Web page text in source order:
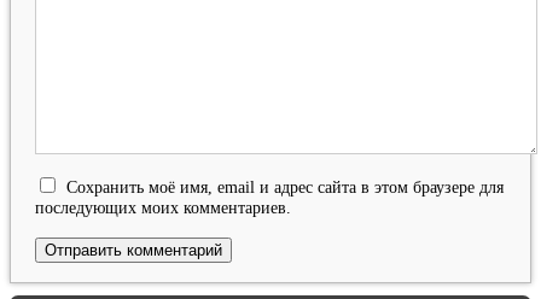
Сохранить моё имя, email и адрес сайта в этом браузере для
последующих моих комментариев.